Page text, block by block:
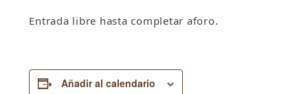
Entrada libre hasta completar aforo.
Añadir al calendario